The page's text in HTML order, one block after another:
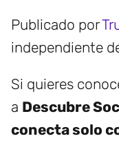
Publicado por
independiente
Si quieres
a Descubre
conecta solo